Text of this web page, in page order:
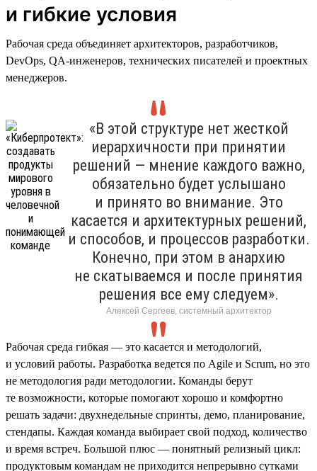
и гибкие условия
Рабочая среда объединяет архитекторов, разработчиков,
DevOps, QA-инженеров, технических писателей и проектных
менеджеров.
«В этой структуре нет жесткой
иерархичности при принятии
решений — мнение каждого важно,
обязательно будет услышано
и принято во внимание. Это
касается и архитектурных решений,
и способов, и процессов разработки.
Конечно, при этом в анархию
не скатываемся и после принятия
решения все ему следуем».
Алексей Сергеев, системный архитектор
Рабочая среда гибкая — это касается и методологий,
и условий работы. Разработка ведется по Agile и Scrum, но это
не методология ради методологии. Команды берут
те возможности, которые помогают хорошо и комфортно
решать задачи: двухнедельные спринты, демо, планирование,
стендапы. Каждая команда выбирает свой подход, количество
и время встреч. Большой плюс — понятный релизный цикл:
продуктовым командам не приходится непрерывно сутками